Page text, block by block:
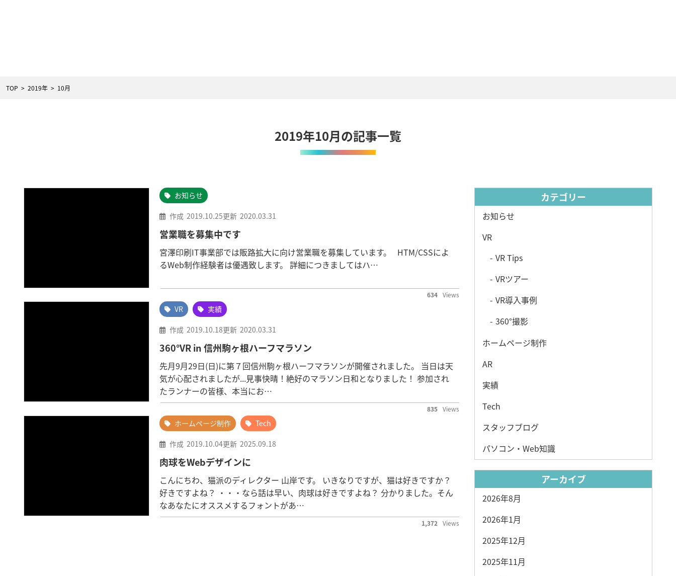
TOP > 2019年 > 10月
2019年10月の記事一覧
お知らせ
作成 2019.10.25更新 2020.03.31
営業職を募集中です
宮澤印刷IT事業部では販路拡大に向け営業職を募集しています。 HTM/CSSによ
るWeb制作経験者は優遇致します。 詳細につきましてはハ…
634 Views
VR 実績
作成 2019.10.18更新 2020.03.31
360°VR in 信州駒ヶ根ハーフマラソン
先月9月29日(日)に第７回信州駒ヶ根ハーフマラソンが開催されました。 当日は天
気が心配されましたが...見事快晴！絶好のマラソン日和となりました！ 参加され
たランナーの皆様、本当にお…
835 Views
ホームページ制作 Tech
作成 2019.10.04更新 2025.09.18
肉球をWebデザインに
こんにちわ、猫派のディレクター 山岸です。 いきなりですが、猫は好きですか？
好きですよね？ ・・・なら話は早い、肉球は好きですよね？ 分かりました。そん
なあなたにオススメするフォントがあ…
1,372 Views
カテゴリー
お知らせ
VR
VR Tips
VRツアー
VR導入事例
360°撮影
ホームページ制作
AR
実績
Tech
スタッフブログ
パソコン・Web知識
アーカイブ
2026年8月
2026年1月
2025年12月
2025年11月